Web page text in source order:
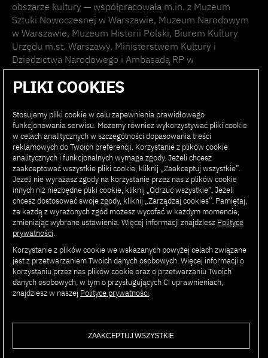
obszarze kultury — współpracowała m.in. z Muzeum
Sztuki Nowoczesnej w Warszawie, Muzeum Narodowym
w Warszawie, Muzeum Historii Polski, Biurem Kultury
Urzędu m.st. Warszawy, Ministerstwem Kultury i
Dziedzictwa Narodowego i Ambasadą RP w
Waszyngtonie.
graficznego na Wydziale Sztuki Nowych Mediów w
Polsko-Japońskiej Akademii Technik Komputerowych
Warszawie, oraz wykłady i warsztaty projektowe w Polsce
i za granicą (m.in. w ramach konferencji ATypI, Typofest,
Warsaw Design Lab).
Laureatka licznych nagród projektowych, takich jak KTR,
Polish Graphic Design Awards, Najpiękniejsza Książka
Roku, Muzeum Widzialne, Dobry Wzór oraz European
Design Awards.
Od 2013 roku związana jest z Muzeum Warszawy, dla
którego stworzyła m.in. identyfikację wizualną i wystawę
infograficzną Dane warszawskie.
PLIKI COOKIES
Stosujemy pliki cookie w celu zapewnienia prawidłowego
funkcjonowania serwisu. Możemy również wykorzystywać pliki cookie
w celach analitycznych w szczególności dopasowania treści
reklamowych do Twoich preferencji. Korzystanie z plików cookie
analitycznych i funkcjonalnych wymaga zgody. Jeżeli chcesz
zaakceptować wszystkie pliki cookie, kliknij „Zaakceptuj wszystkie”.
Jeżeli nie wyrażasz zgody na korzystanie przez nas z plików cookie
innych niż niezbędne pliki cookie, kliknij „Odrzuć wszystkie”. Jeżeli
chcesz dostosować swoje zgody, kliknij „Zarządzaj cookies”. Pamiętaj,
że każdą z wyrażonych zgód możesz wycofać w każdym momencie,
zmieniając wybrane ustawienia. Więcej informacji znajdziesz Polityce
prywatności.
Korzystanie z plików cookie we wskazanych powyżej celach związane
jest z przetwarzaniem Twoich danych osobowych. Więcej informacji o
korzystaniu przez nas plików cookie oraz o przetwarzaniu Twoich
danych osobowych, w tym o przysługujących Ci uprawnieniach,
znajdziesz w naszej Polityce prywatności.
ZAAKCEPTUJ WSZYSTKIE